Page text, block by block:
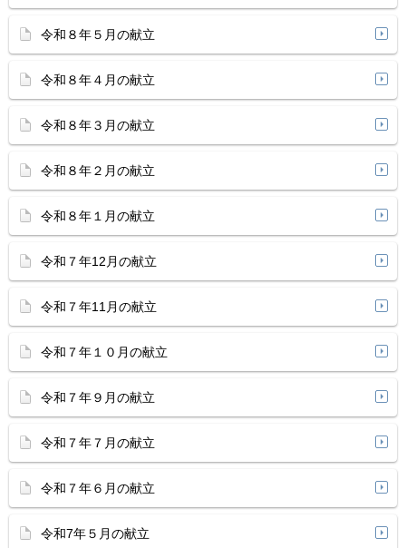
令和８年５月の献立
令和８年４月の献立
令和８年３月の献立
令和８年２月の献立
令和８年１月の献立
令和７年12月の献立
令和７年11月の献立
令和７年１０月の献立
令和７年９月の献立
令和７年７月の献立
令和７年６月の献立
令和7年５月の献立